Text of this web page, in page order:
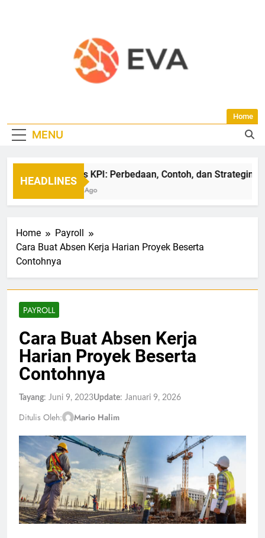
Blog EVA-HR |
Seputar
Aplikasi HRIS,
Payroll, Administrasi SDM Untuk Efisiensi
Bisnis Di Blog EVA Dan Dapatkan Solusi
MENU
Home
HEADLINES
OKR vs KPI: Perbedaan, Contoh, dan Strateginya
Home
Payroll
Cara Buat Absen Kerja Harian Proyek Beserta
Contohnya
PAYROLL
Cara Buat Absen Kerja
Harian Proyek Beserta
Contohnya
Tayang: Juni 9, 2023Update: Januari 9, 2026
Ditulis Oleh: Mario Halim